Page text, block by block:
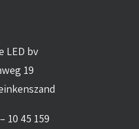
LED bv
19
10 45 159